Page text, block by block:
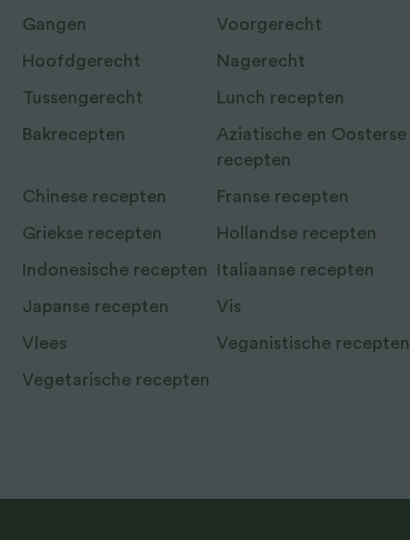
Gangen Voorgerecht
Hoofdgerecht Nagerecht
Tussengerecht Lunch recepten
Bakrecepten
Aziatische en Oosterse
recepten
Chinese recepten Franse recepten
Griekse recepten Hollandse recepten
Indonesische recepten Italiaanse recepten
Japanse recepten Vis
Vlees Veganistische recepten
Vegetarische recepten